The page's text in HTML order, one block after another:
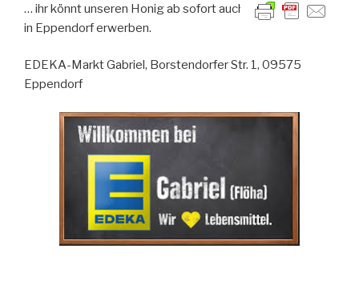
… ihr könnt unseren Honig ab sofort auch
in Eppendorf erwerben.
EDEKA-Markt Gabriel, Borstendorfer Str. 1, 09575
Eppendorf